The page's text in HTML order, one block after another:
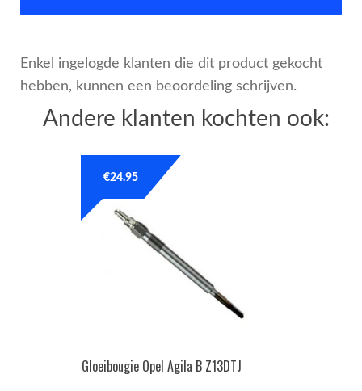
Enkel ingelogde klanten die dit product gekocht
hebben, kunnen een beoordeling schrijven.
Andere klanten kochten ook:
Gloeibougie Opel Agila B Z13DTJ
€24.95